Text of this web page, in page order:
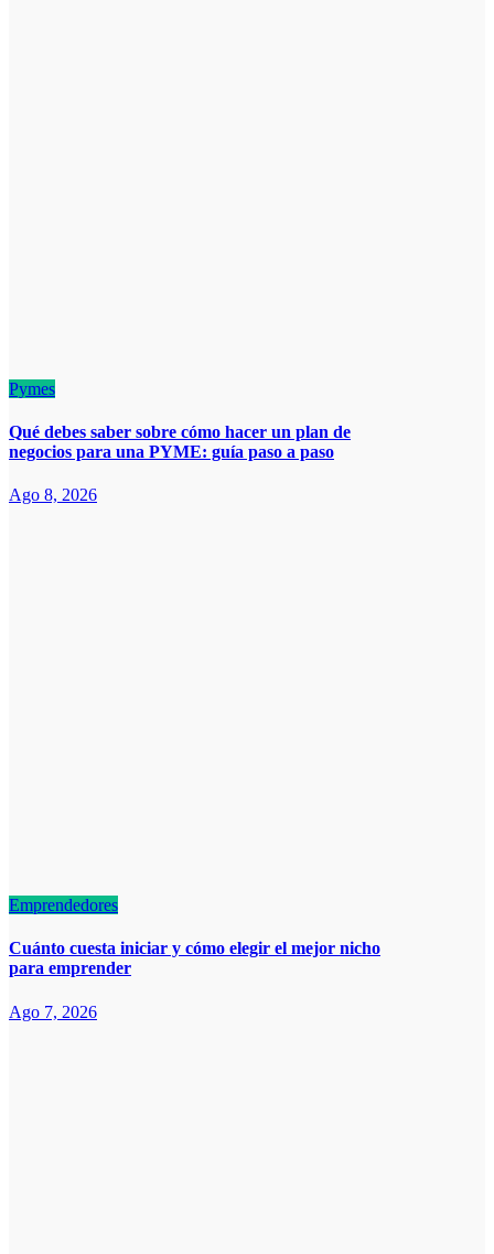
Pymes
Qué debes saber sobre cómo hacer un plan de
negocios para una PYME: guía paso a paso
Ago 8, 2026
Emprendedores
Cuánto cuesta iniciar y cómo elegir el mejor nicho
para emprender
Ago 7, 2026